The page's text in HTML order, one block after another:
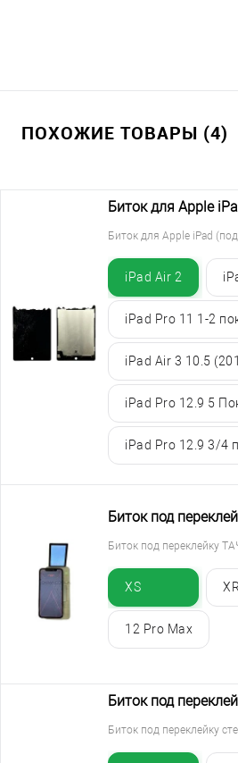
ПОХОЖИЕ ТОВАРЫ (4)
Биток для Apple
Биток для Apple iPad
iPad Air 2
iPad Pro 11 1-2
iPad Air 3 10.5
iPad Pro 12.9 5
iPad Pro 12.9 3/4
Биток под
Биток под переклейку
XS XR
12 Pro Max
Биток под
Биток под переклейку